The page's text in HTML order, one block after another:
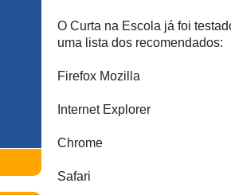
O Curta na Escola já foi
uma lista dos recomendados:
Firefox Mozilla
Internet Explorer
Chrome
Safari